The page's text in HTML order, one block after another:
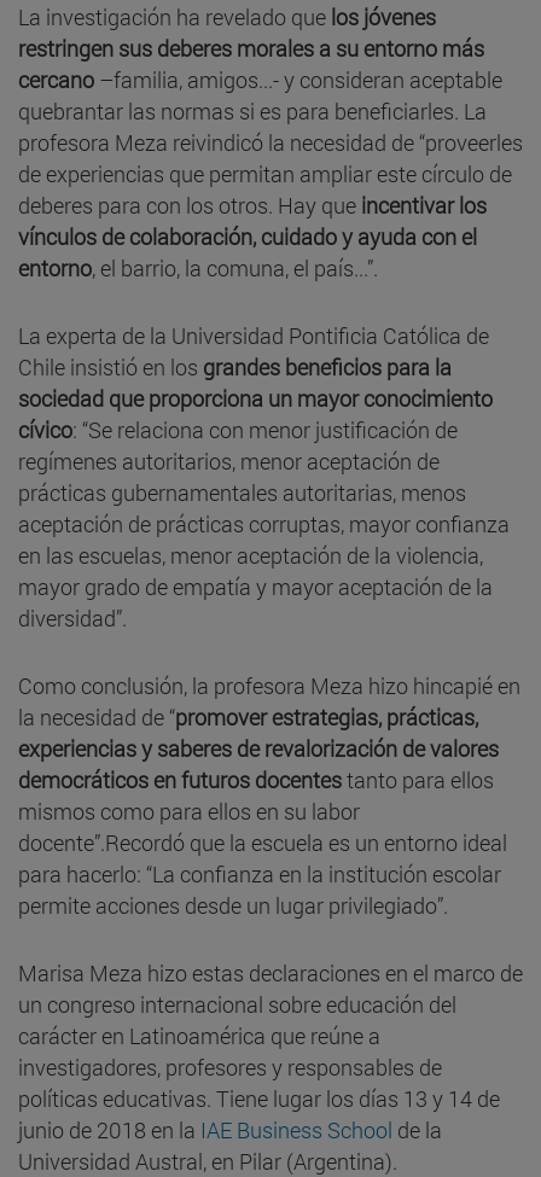
La investigación ha revelado que los jóvenes
restringen sus deberes morales a su entorno más
cercano –familia, amigos...- y consideran aceptable
quebrantar las normas si es para beneficiarles. La
profesora Meza reivindicó la necesidad de “proveerles
de experiencias que permitan ampliar este círculo de
deberes para con los otros. Hay que incentivar los
vínculos de colaboración, cuidado y ayuda con el
entorno, el barrio, la comuna, el país...”.
La experta de la Universidad Pontificia Católica de
Chile insistió en los grandes beneficios para la
sociedad que proporciona un mayor conocimiento
cívico: “Se relaciona con menor justificación de
regímenes autoritarios, menor aceptación de
prácticas gubernamentales autoritarias, menos
aceptación de prácticas corruptas, mayor confianza
en las escuelas, menor aceptación de la violencia,
mayor grado de empatía y mayor aceptación de la
diversidad”.
Como conclusión, la profesora Meza hizo hincapié en
la necesidad de “promover estrategias, prácticas,
experiencias y saberes de revalorización de valores
democráticos en futuros docentestanto para ellos
mismos como para ellos en su labor
docente”.Recordó que la escuela es un entorno ideal
para hacerlo: “La confianza en la institución escolar
permite acciones desde un lugar privilegiado”.
Marisa Meza hizo estas declaraciones en el marco de
un congreso internacional sobre educación del
carácter en Latinoamérica que reúne a
investigadores, profesores y responsables de
políticas educativas. Tiene lugar los días 13 y 14 de
junio de 2018 en la IAE Business School de la
Universidad Austral, en Pilar (Argentina).